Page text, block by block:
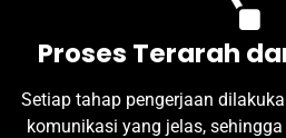
Proses Terarah
Setiap tahap pengerjaan
komunikasi yang jelas,